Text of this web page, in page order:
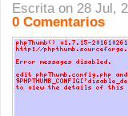
Escrita on 28 Jul,
0 Comentarios